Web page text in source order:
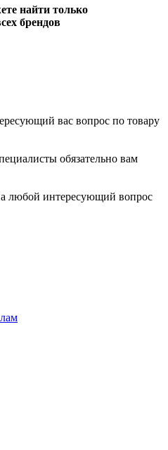
найти только
брендов
вас вопрос по товару
обязательно вам
любой интересующий вопрос